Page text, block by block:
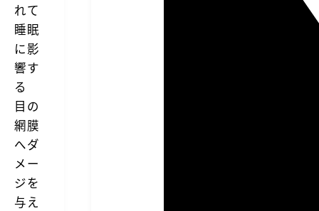
れて
睡眠
に影
響す
る
目の
網膜
へダ
メー
ジを
与え